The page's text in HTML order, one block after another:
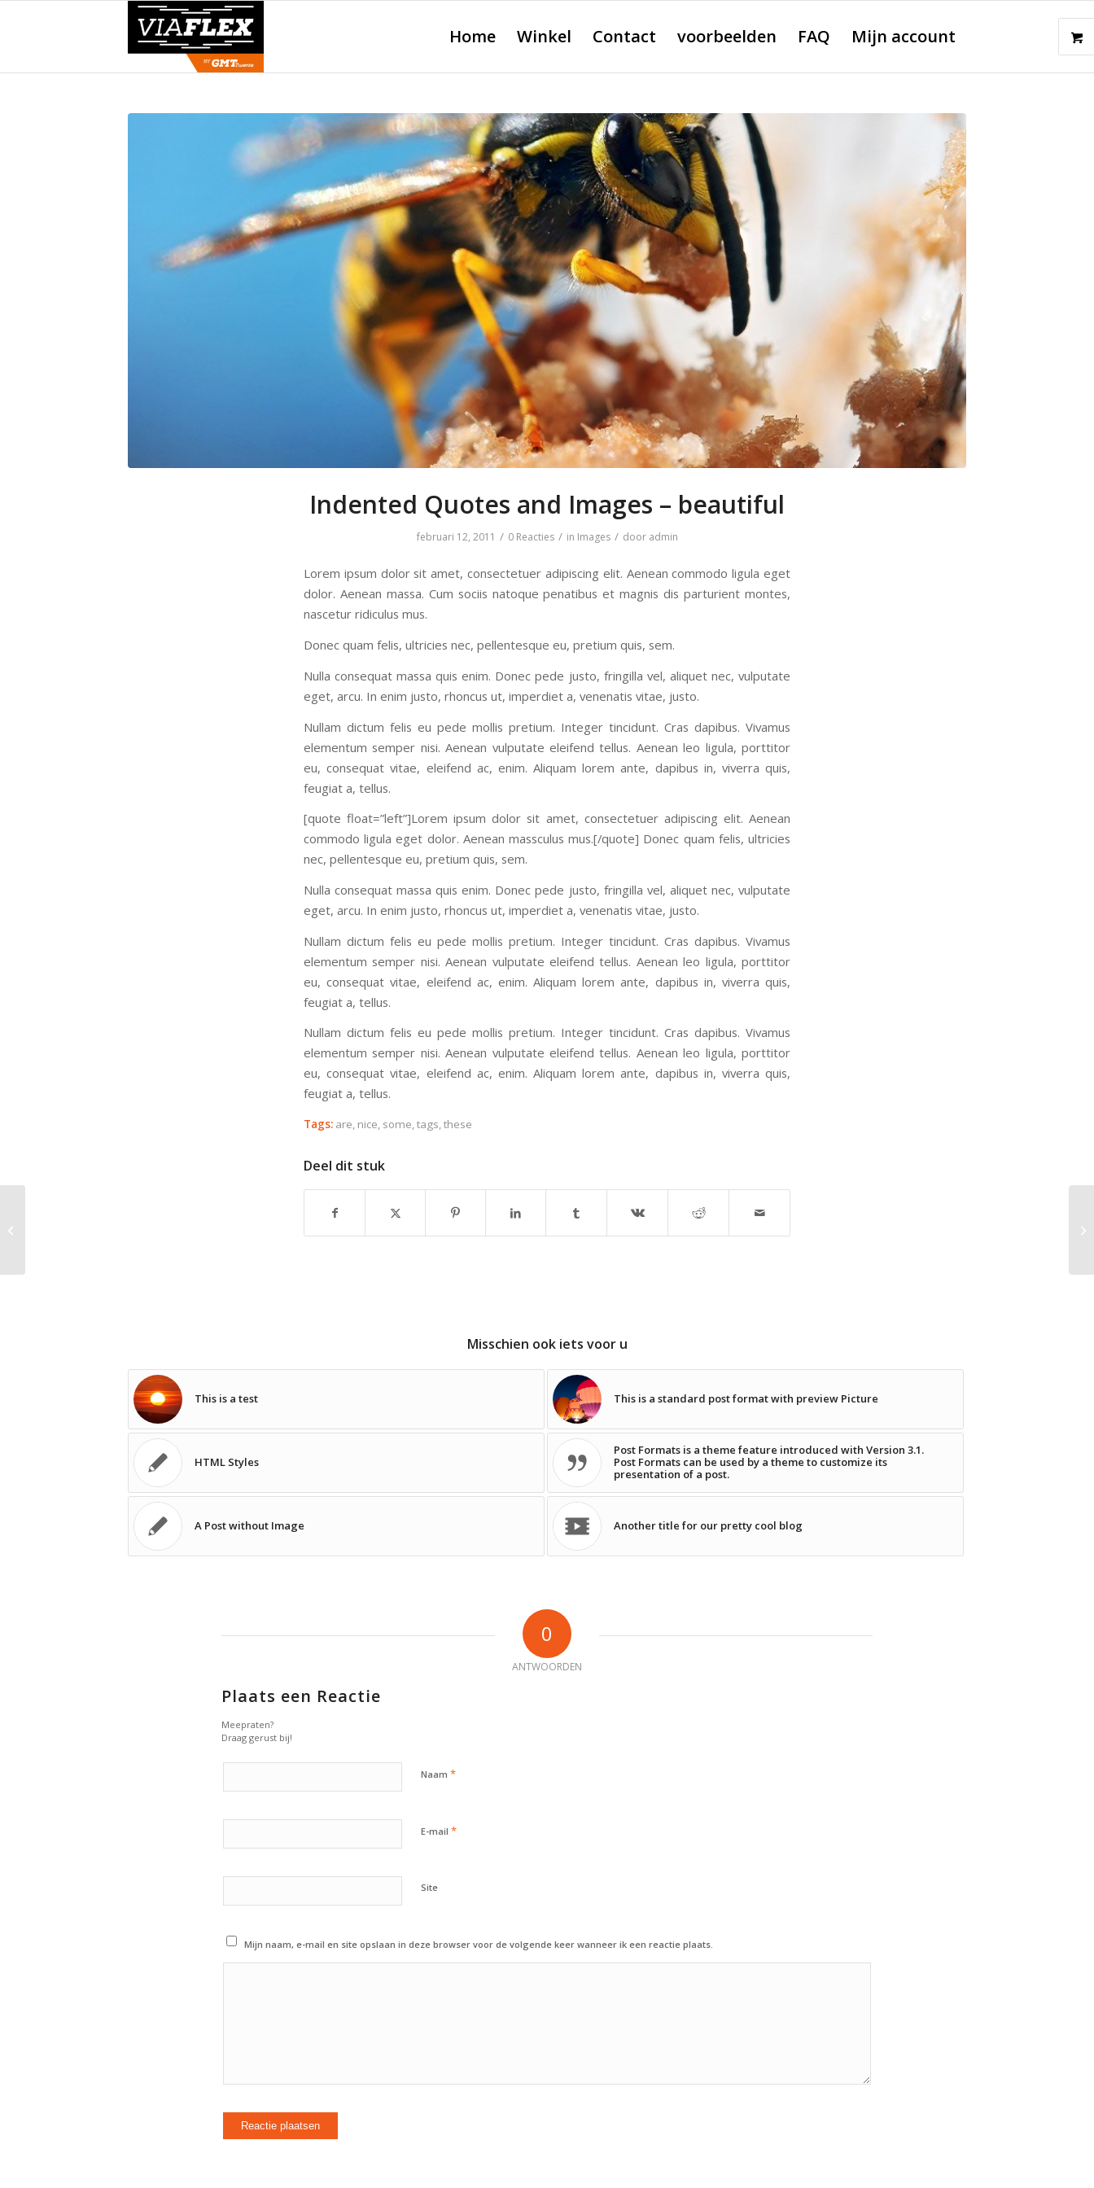
Home Winkel Contact voorbeelden FAQ Mijn account
Indented Quotes and Images – beautiful
februari 12, 2011 / 0 Reacties / in Images / door admin
Lorem ipsum dolor sit amet, consectetuer adipiscing elit. Aenean commodo ligula eget
dolor. Aenean massa. Cum sociis natoque penatibus et magnis dis parturient montes,
nascetur ridiculus mus.
Donec quam felis, ultricies nec, pellentesque eu, pretium quis, sem.
Nulla consequat massa quis enim. Donec pede justo, fringilla vel, aliquet nec, vulputate
eget, arcu. In enim justo, rhoncus ut, imperdiet a, venenatis vitae, justo.
Nullam dictum felis eu pede mollis pretium. Integer tincidunt. Cras dapibus. Vivamus
elementum semper nisi. Aenean vulputate eleifend tellus. Aenean leo ligula, porttitor
eu, consequat vitae, eleifend ac, enim. Aliquam lorem ante, dapibus in, viverra quis,
feugiat a, tellus.
[quote float=”left”]Lorem ipsum dolor sit amet, consectetuer adipiscing elit. Aenean
commodo ligula eget dolor. Aenean massculus mus.[/quote] Donec quam felis, ultricies
nec, pellentesque eu, pretium quis, sem.
Nulla consequat massa quis enim. Donec pede justo, fringilla vel, aliquet nec, vulputate
eget, arcu. In enim justo, rhoncus ut, imperdiet a, venenatis vitae, justo.
Nullam dictum felis eu pede mollis pretium. Integer tincidunt. Cras dapibus. Vivamus
elementum semper nisi. Aenean vulputate eleifend tellus. Aenean leo ligula, porttitor
eu, consequat vitae, eleifend ac, enim. Aliquam lorem ante, dapibus in, viverra quis,
feugiat a, tellus.
Nullam dictum felis eu pede mollis pretium. Integer tincidunt. Cras dapibus. Vivamus
elementum semper nisi. Aenean vulputate eleifend tellus. Aenean leo ligula, porttitor
eu, consequat vitae, eleifend ac, enim. Aliquam lorem ante, dapibus in, viverra quis,
feugiat a, tellus.
Tags: are, nice, some,tags,these
Deel dit stuk
Misschien ook iets voor u
This is a test This is a standard post format with preview Picture
HTML Styles
Post Formats is a theme feature introduced with Version 3.1.
Post Formats can be used by a theme to customize its
presentation of a post.
A Post without Image Another title for our pretty cool blog
0
ANTWOORDEN
Plaats een Reactie
Meepraten?
Draag gerust bij!
Naam *
E-mail *
Site
Mijn naam, e-mail en site opslaan in deze browser voor de volgende keer wanneer ik een reactie plaats.